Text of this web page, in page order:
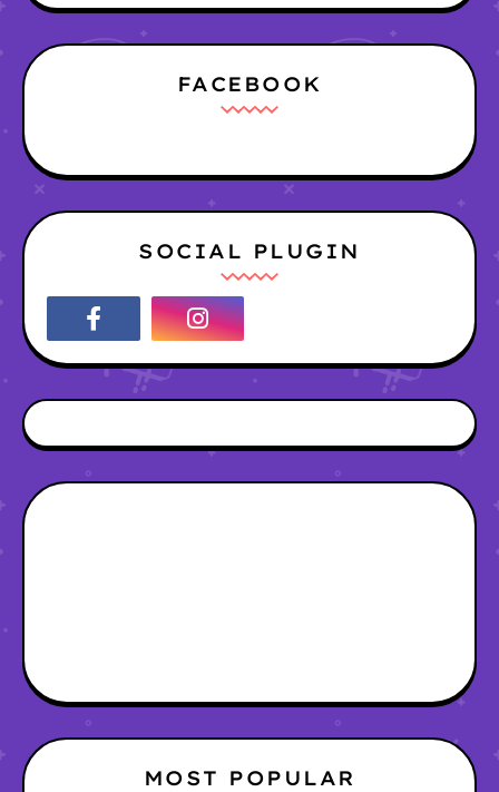
FACEBOOK
SOCIAL PLUGIN
MOST POPULAR